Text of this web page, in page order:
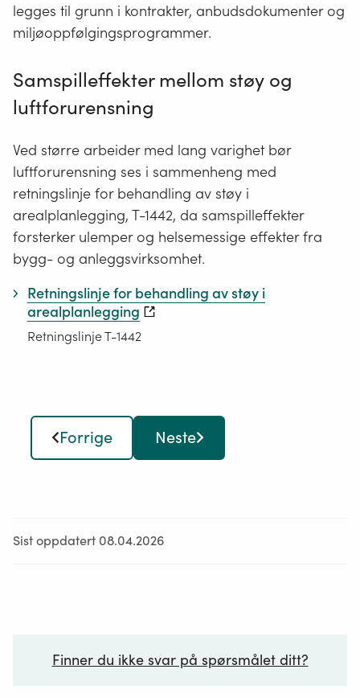
legges til grunn i kontrakter, anbudsdokumenter og
miljøoppfølgingsprogrammer.
Samspilleffekter mellom støy og
luftforurensning
Ved større arbeider med lang varighet bør
luftforurensning ses i sammenheng med
retningslinje for behandling av støy i
arealplanlegging, T-1442, da samspilleffekter
forsterker ulemper og helsemessige effekter fra
bygg- og anleggsvirksomhet.
Retningslinje for behandling av støy i
arealplanlegging
Retningslinje T-1442
Forrige Neste
Sist oppdatert 08.04.2026
Finner du ikke svar på spørsmålet ditt?